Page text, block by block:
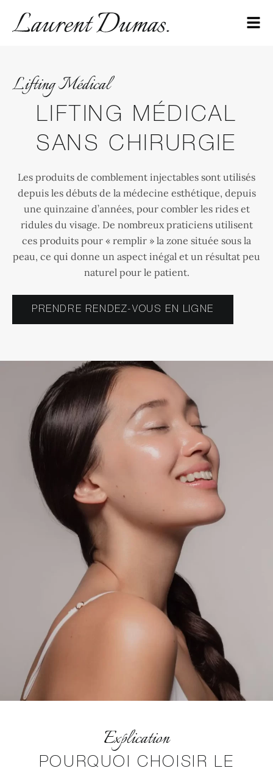
Lifting Médical
LIFTING MÉDICAL
SANS CHIRURGIE
Les produits de comblement injectables sont utilisés
depuis les débuts de la médecine esthétique, depuis
une quinzaine d’années, pour combler les rides et
ridules du visage. De nombreux praticiens utilisent
ces produits pour « remplir » la zone située sous la
peau, ce qui donne un aspect inégal et un résultat peu
naturel pour le patient.
PRENDRE RENDEZ-VOUS EN LIGNE
Explication
POURQUOI CHOISIR LE